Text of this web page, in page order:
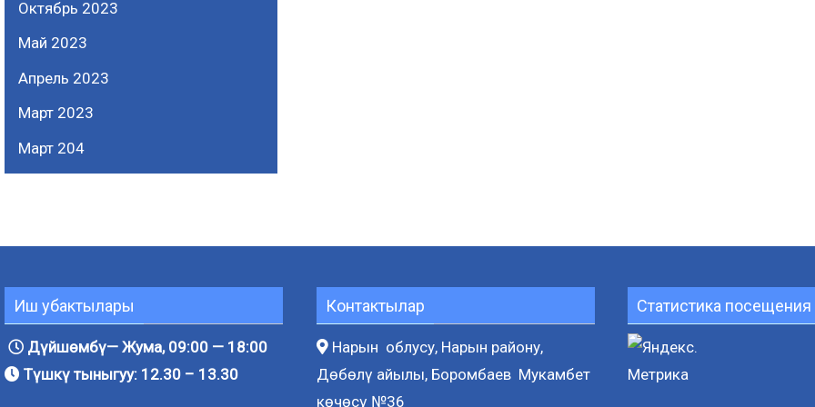
Октябрь 2023
Май 2023
Апрель 2023
Март 2023
Март 204
Иш убактылары
Дүйшөмбү— Жума, 09:00 — 18:00
Түшкү тыныгуу: 12.30 – 13.30
Контактылар
Нарын облусу, Нарын району,
Дөбөлү айылы, Боромбаев Мукамбет
көчөсү №36
Статистика посещения